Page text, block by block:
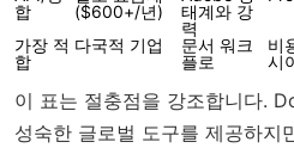
합
($600+/년)
태계와 강
력
가장 적
합
다국적 기업
문서 워크
플로
비
시
이 표는 절충점을 강조합니다.
성숙한 글로벌 도구를 제공하지